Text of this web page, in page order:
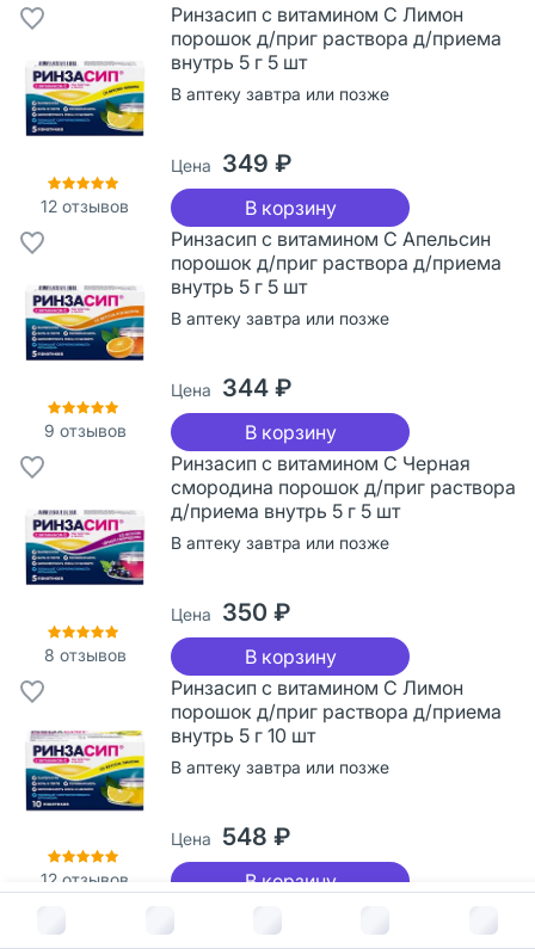
12 отзывов
Ринзасип с витамином С Лимон
порошок д/приг раствора д/приема
внутрь 5 г 5 шт
В аптеку завтра или позже
Цена 349 ₽
В корзину
9 отзывов
Ринзасип с витамином С Апельсин
порошок д/приг раствора д/приема
внутрь 5 г 5 шт
В аптеку завтра или позже
Цена 344 ₽
В корзину
8 отзывов
Ринзасип с витамином С Черная
смородина порошок д/приг раствора
д/приема внутрь 5 г 5 шт
В аптеку завтра или позже
Цена 350 ₽
В корзину
12 отзывов
Ринзасип с витамином С Лимон
порошок д/приг раствора д/приема
внутрь 5 г 10 шт
В аптеку завтра или позже
Цена 548 ₽
В корзину
порошок д/приг раствора д/приема